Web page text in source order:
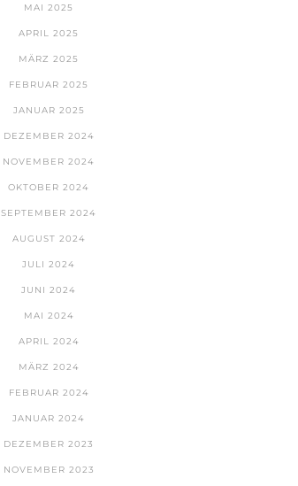
MAI 2025
APRIL 2025
MÄRZ 2025
FEBRUAR 2025
JANUAR 2025
DEZEMBER 2024
NOVEMBER 2024
OKTOBER 2024
SEPTEMBER 2024
AUGUST 2024
JULI 2024
JUNI 2024
MAI 2024
APRIL 2024
MÄRZ 2024
FEBRUAR 2024
JANUAR 2024
DEZEMBER 2023
NOVEMBER 2023